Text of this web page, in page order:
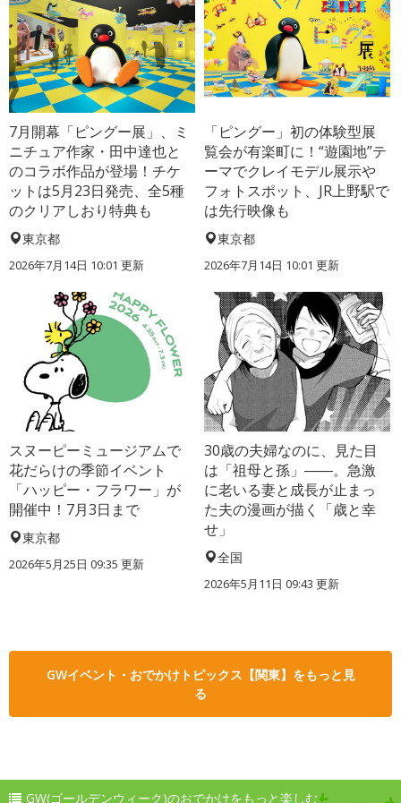
7月開幕「ピングー展」、ミ
ニチュア作家・田中達也と
のコラボ作品が登場！チケ
ットは5月23日発売、全5種
のクリアしおり特典も
東京都
2026年7月14日 10:01 更新
「ピングー」初の体験型展
覧会が有楽町に！“遊園地”テ
ーマでクレイモデル展示や
フォトスポット、JR上野駅で
は先行映像も
東京都
2026年7月14日 10:01 更新
スヌーピーミュージアムで
花だらけの季節イベント
「ハッピー・フラワー」が
開催中！7月3日まで
東京都
2026年5月25日 09:35 更新
30歳の夫婦なのに、見た目
は「祖母と孫」――。急激
に老いる妻と成長が止まっ
た夫の漫画が描く「歳と幸
せ」
全国
2026年5月11日 09:43 更新
GWイベント・おでかけトピックス【関東】をもっと見
る
GW(ゴールデンウィーク)のおでかけをもっと楽しむ